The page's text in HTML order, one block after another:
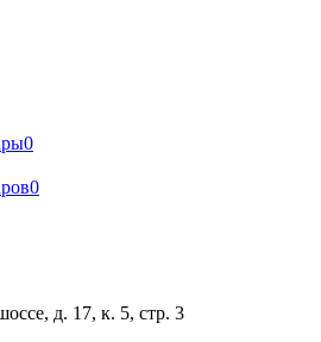
0
0
д. 17, к. 5, стр. 3